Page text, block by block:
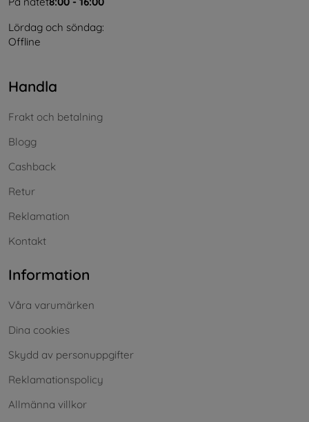
Lördag och söndag:
Offline
Handla
Frakt och betalning
Blogg
Cashback
Retur
Reklamation
Kontakt
Information
Våra varumärken
Dina cookies
Skydd av personuppgifter
Reklamationspolicy
Allmänna villkor